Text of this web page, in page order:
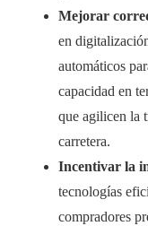
Mejorar
en
automáticos
capacidad en
que agilicen la
carretera.
Incentivar la
tecnologías
compradores